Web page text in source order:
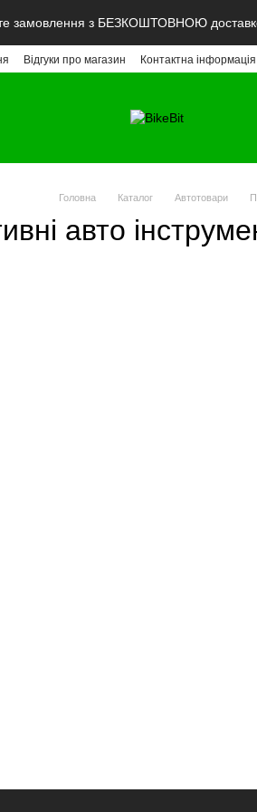
замовлення з БЕЗКОШТОВНОЮ
Відгуки про магазин Контактна інформація
Головна Каталог Автотовари
авто